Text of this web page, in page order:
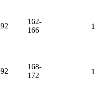
92
162-
166
92
168-
172